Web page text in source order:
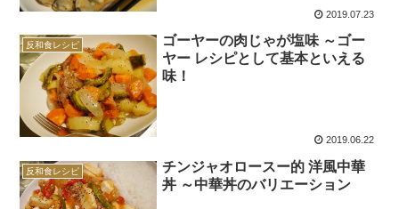
2019.07.23
反和食レシピ
ゴーヤーの肉じゃが塩味 ～ゴー
ヤー レシピとして基本といえる
味！
2019.06.22
反和食レシピ
チンジャオロースー的 洋風中華
丼 ～中華丼のバリエーション